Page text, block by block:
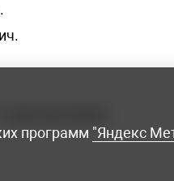
программ "Яндекс